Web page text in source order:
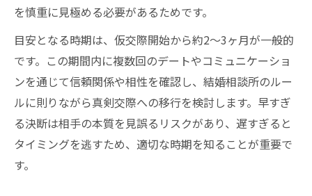
真剣交際での連絡頻度や他の人との接触は
結婚相談所で真剣交際時にOKな行動とNG行
動
決め手となる結婚観のすり合わせ方
結婚相談所で将来像を話し合う真剣交際の
コツ
を慎重に見極める必要があるためです。
目安となる時期は、仮交際開始から約2〜3ヶ月が一般的
です。この期間内に複数回のデートやコミュニケーショ
ンを通じて信頼関係や相性を確認し、結婚相談所のルー
ルに則りながら真剣交際への移行を検討します。早すぎ
る決断は相手の本質を見誤るリスクがあり、遅すぎると
タイミングを逃すため、適切な時期を知ることが重要で
す。